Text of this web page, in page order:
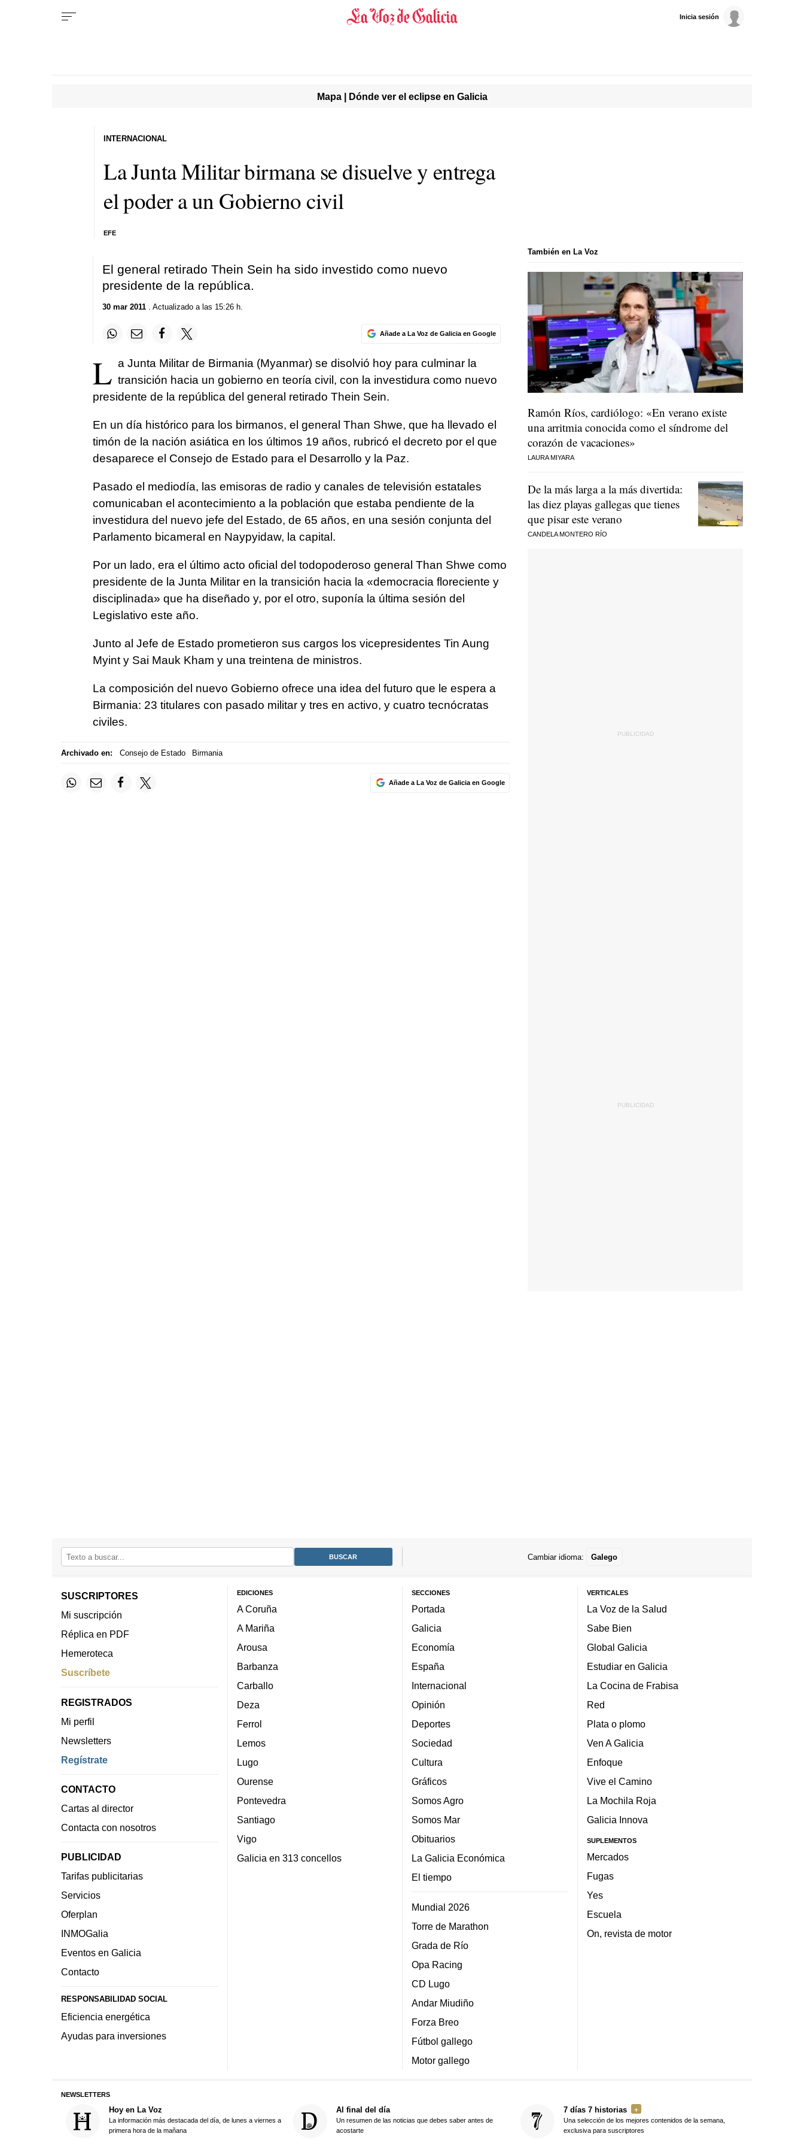
Inicia sesión
Mapa | Dónde ver el eclipse en Galicia
La Junta Militar birmana se disuelve y entrega
el poder a un Gobierno civil
EFE
INTERNACIONAL
El general retirado Thein Sein ha sido investido como nuevo
presidente de la república.
30 mar 2011. Actualizado a las 15:26 h.
Añade a La Voz de Galicia en Google
L a Junta Militar de Birmania (Myanmar) se disolvió hoy para culminar la
transición hacia un gobierno en teoría civil, con la investidura como nuevo
presidente de la república del general retirado Thein Sein.
En un día histórico para los birmanos, el general Than Shwe, que ha llevado el
timón de la nación asiática en los últimos 19 años, rubricó el decreto por el que
desaparece el Consejo de Estado para el Desarrollo y la Paz.
Pasado el mediodía, las emisoras de radio y canales de televisión estatales
comunicaban el acontecimiento a la población que estaba pendiente de la
investidura del nuevo jefe del Estado, de 65 años, en una sesión conjunta del
Parlamento bicameral en Naypyidaw, la capital.
Por un lado, era el último acto oficial del todopoderoso general Than Shwe como
presidente de la Junta Militar en la transición hacia la «democracia floreciente y
disciplinada» que ha diseñado y, por el otro, suponía la última sesión del
Legislativo este año.
Junto al Jefe de Estado prometieron sus cargos los vicepresidentes Tin Aung
Myint y Sai Mauk Kham y una treintena de ministros.
La composición del nuevo Gobierno ofrece una idea del futuro que le espera a
Birmania: 23 titulares con pasado militar y tres en activo, y cuatro tecnócratas
civiles.
Archivado en: Consejo de Estado Birmania
Añade a La Voz de Galicia en Google
También en La Voz
Ramón Ríos, cardiólogo: «En verano existe
una arritmia conocida como el síndrome del
corazón de vacaciones»
LAURA MIYARA
De la más larga a la más divertida:
las diez playas gallegas que tienes
que pisar este verano
CANDELA MONTERO RÍO
Cambiar idioma: Galego
SUSCRIPTORES
Mi suscripción
Réplica en PDF
Hemeroteca
Suscríbete
REGISTRADOS
Mi perfil
Newsletters
Regístrate
CONTACTO
Cartas al director
Contacta con nosotros
PUBLICIDAD
Tarifas publicitarias
Servicios
Oferplan
INMOGalia
Eventos en Galicia
Contacto
RESPONSABILIDAD SOCIAL
Eficiencia energética
Ayudas para inversiones
EDICIONES
A Coruña
A Mariña
Arousa
Barbanza
Carballo
Deza
Ferrol
Lemos
Lugo
Ourense
Pontevedra
Santiago
Vigo
Galicia en 313 concellos
SECCIONES
Portada
Galicia
Economía
España
Internacional
Opinión
Deportes
Sociedad
Cultura
Gráficos
Somos Agro
Somos Mar
Obituarios
La Galicia Económica
El tiempo
Mundial 2026
Torre de Marathon
Grada de Río
Opa Racing
CD Lugo
Andar Miudiño
Forza Breo
Fútbol gallego
Motor gallego
VERTICALES
La Voz de la Salud
Sabe Bien
Global Galicia
Estudiar en Galicia
La Cocina de Frabisa
Red
Plata o plomo
Ven A Galicia
Enfoque
Vive el Camino
La Mochila Roja
Galicia Innova
SUPLEMENTOS
Mercados
Fugas
Yes
Escuela
On, revista de motor
NEWSLETTERS
Hoy en La Voz
La información más destacada del día, de lunes a viernes a
primera hora de la mañana
Al final del día
Un resumen de las noticias que debes saber antes de
acostarte
7 días 7 historias
Una selección de los mejores contenidos de la semana,
exclusiva para suscriptores